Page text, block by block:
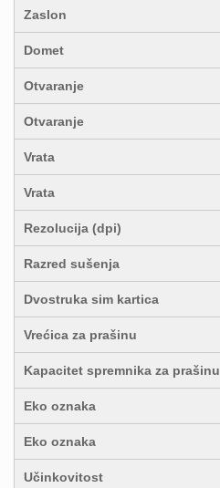
Zaslon
Domet
Otvaranje
Otvaranje
Vrata
Vrata
Rezolucija (dpi)
Razred sušenja
Dvostruka sim kartica
Vrećica za prašinu
Kapacitet spremnika za prašinu
Eko oznaka
Eko oznaka
Učinkovitost